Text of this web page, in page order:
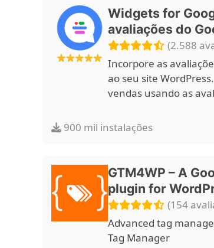
Widgets for
avaliações do
(2.588
Incorpore as
ao seu site
vendas usando as
900 mil instalações
GTM4WP – A
plugin for
(154
Advanced tag
Tag Manager